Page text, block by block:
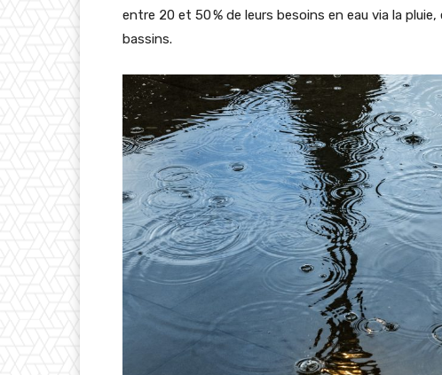
entre 20 et 50 % de leurs besoins en eau via la
bassins.